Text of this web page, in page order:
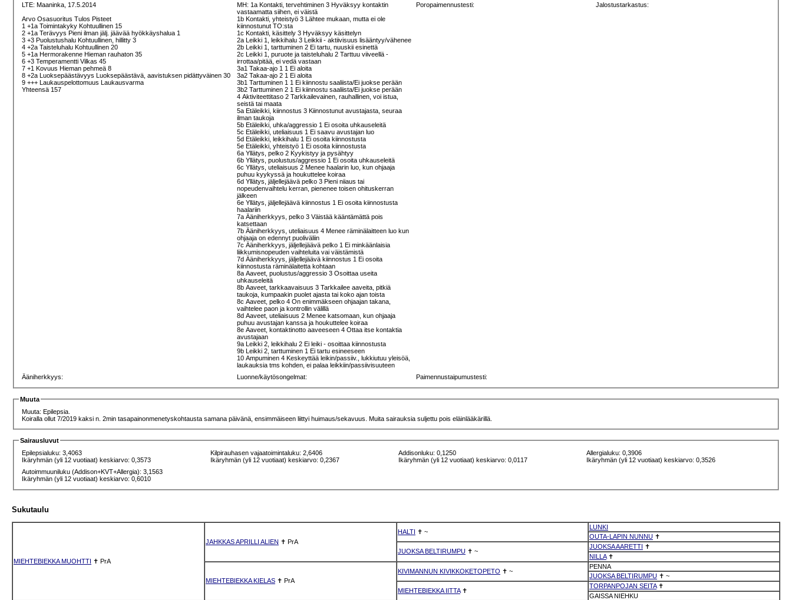
LTE:Maaninka, 17.5.2014
Arvo Osasuoritus Tulos Pisteet
1 +1a Toimintakyky Kohtuullinen 15
2 +1a Terävyys Pieni ilman jälj. jäävää hyökkäyshalua 1
3 +3 Puolustushalu Kohtuullinen, hillitty 3
4 +2a Taisteluhalu Kohtuullinen 20
5 +1a Hermorakenne Hieman rauhaton 35
6 +3 Temperamentti Vilkas 45
7 +1 Kovuus Hieman pehmeä 8
8 +2a Luoksepäästävyys Luoksepäästävä, aavistuksen pidättyväinen 30
9 +++ Laukauspelottomuus Laukausvarma
Yhteensä 157
MH: 1a Kontakti, tervehtiminen 3 Hyväksyy kontaktin
vastaamatta siihen, ei väistä
1b Kontakti, yhteistyö 3 Lähtee mukaan, mutta ei ole
kiinnostunut TO:sta
1c Kontakti, käsittely 3 Hyväksyy käsittelyn
2a Leikki 1, leikkihalu 3 Leikkii - aktiivisuus lisääntyy/vähenee
2b Leikki 1, tarttuminen 2 Ei tartu, nuuskii esinettä
2c Leikki 1, puruote ja taisteluhalu 2 Tarttuu viiveellä -
irrottaa/pitää, ei vedä vastaan
3a1 Takaa-ajo 1 1 Ei aloita
3a2 Takaa-ajo 2 1 Ei aloita
3b1 Tarttuminen 1 1 Ei kiinnostu saaliista/Ei juokse perään
3b2 Tarttuminen 2 1 Ei kiinnostu saaliista/Ei juokse perään
4 Aktiviteettitaso 2 Tarkkailevainen, rauhallinen, voi istua,
seistä tai maata
5a Etäleikki, kiinnostus 3 Kiinnostunut avustajasta, seuraa
ilman taukoja
5b Etäleikki, uhka/aggressio 1 Ei osoita uhkauseleitä
5c Etäleikki, uteliaisuus 1 Ei saavu avustajan luo
5d Etäleikki, leikkihalu 1 Ei osoita kiinnostusta
5e Etäleikki, yhteistyö 1 Ei osoita kiinnostusta
6a Yllätys, pelko 2 Kyykistyy ja pysähtyy
6b Yllätys, puolustus/aggressio 1 Ei osoita uhkauseleitä
6c Yllätys, uteliaisuus 2 Menee haalarin luo, kun ohjaaja
puhuu kyykyssä ja houkuttelee koiraa
6d Yllätys, jäljellejäävä pelko 3 Pieni niiaus tai
nopeudenvaihtelu kerran, pienenee toisen ohituskerran
jälkeen
6e Yllätys, jäljellejäävä kiinnostus 1 Ei osoita kiinnostusta
haalariin
7a Ääniherkkyys, pelko 3 Väistää kääntämättä pois
katsettaan
7b Ääniherkkyys, uteliaisuus 4 Menee räminälaitteen luo kun
ohjaaja on edennyt puoliväliin
7c Ääniherkkyys, jäljellejäävä pelko 1 Ei minkäänlaisia
liikkumisnopeuden vaihteluita vai väistämistä
7d Ääniherkkyys, jäljellejäävä kiinnostus 1 Ei osoita
kiinnostusta räminälaitetta kohtaan
8a Aaveet, puolustus/aggressio 3 Osoittaa useita
uhkauseleitä
8b Aaveet, tarkkaavaisuus 3 Tarkkailee aaveita, pitkiä
taukoja, kumpaakin puolet ajasta tai koko ajan toista
8c Aaveet, pelko 4 On enimmäkseen ohjaajan takana,
vaihtelee paon ja kontrollin välillä
8d Aaveet, uteliaisuus 2 Menee katsomaan, kun ohjaaja
puhuu avustajan kanssa ja houkuttelee koiraa
8e Aaveet, kontaktinotto aaveeseen 4 Ottaa itse kontaktia
avustajaan
9a Leikki 2, leikkihalu 2 Ei leiki - osoittaa kiinnostusta
9b Leikki 2, tarttuminen 1 Ei tartu esineeseen
10 Ampuminen 4 Keskeyttää leikin/passiiv., lukkiutuu yleisöä,
laukauksia tms kohden, ei palaa leikkiin/passiivisuuteen
Poropaimennustesti: Jalostustarkastus:
Ääniherkkyys: Luonne/käytösongelmat: Paimennustaipumustesti:
Muuta
Muuta: Epilepsia.
Koiralla ollut 7/2019 kaksi n. 2min tasapainonmenetyskohtausta samana päivänä, ensimmäiseen liittyi huimaus/sekavuus. Muita sairauksia suljettu pois eläinlääkärillä.
Sairausluvut
Epilepsialuku: 3,4063
Ikäryhmän (yli 12 vuotiaat) keskiarvo: 0,3573
Kilpirauhasen vajaatoimintaluku: 2,6406
Ikäryhmän (yli 12 vuotiaat) keskiarvo: 0,2367
Addisonluku: 0,1250
Ikäryhmän (yli 12 vuotiaat) keskiarvo: 0,0117
Allergialuku: 0,3906
Ikäryhmän (yli 12 vuotiaat) keskiarvo: 0,3526
Autoimmuuniluku (Addison+KVT+Allergia): 3,1563
Ikäryhmän (yli 12 vuotiaat) keskiarvo: 0,6010
Sukutaulu
MIEHTEBIEKKA MUOHTTI ✝ PrA
JAHKKAS APRILLI ALIEN ✝ PrA
HALTI ✝ ~
LUNKI
OUTA-LAPIN NUNNU ✝
JUOKSA BELTIRUMPU ✝ ~
JUOKSA AARETTI ✝
NILLA✝
MIEHTEBIEKKA KIELAS ✝ PrA
KIVIMANNUN KIVIKKOKETOPETO ✝ ~
PENNA
JUOKSA BELTIRUMPU ✝ ~
MIEHTEBIEKKA IITTA✝
TORPANPOJAN SEITA✝
GAISSA NIEHKU